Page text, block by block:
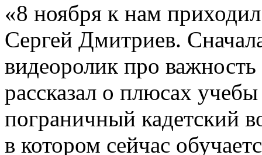
«8 ноября к нам
Сергей Дмитриев.
видеоролик про
рассказал о плюсах
пограничный кадетский
в котором сейчас